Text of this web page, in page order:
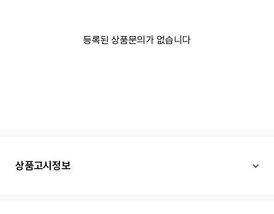
등록된 상품문의가 없습니다
상품고시정보